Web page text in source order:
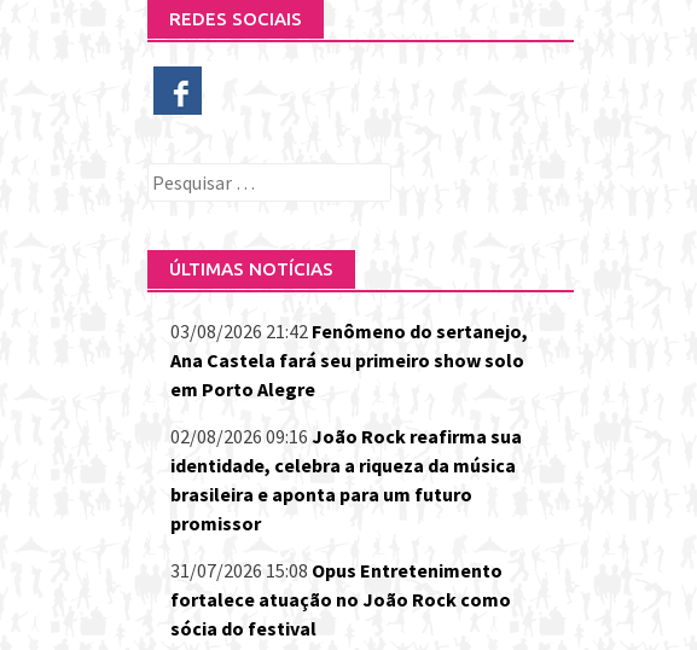
REDES SOCIAIS
Pesquisar
ÚLTIMAS NOTÍCIAS
03/08/2026 21:42 Fenômeno do sertanejo,
Ana Castela fará seu primeiro show solo
em Porto Alegre
02/08/2026 09:16 João Rock reafirma sua
identidade, celebra a riqueza da música
brasileira e aponta para um futuro
promissor
31/07/2026 15:08 Opus Entretenimento
fortalece atuação no João Rock como
sócia do festival